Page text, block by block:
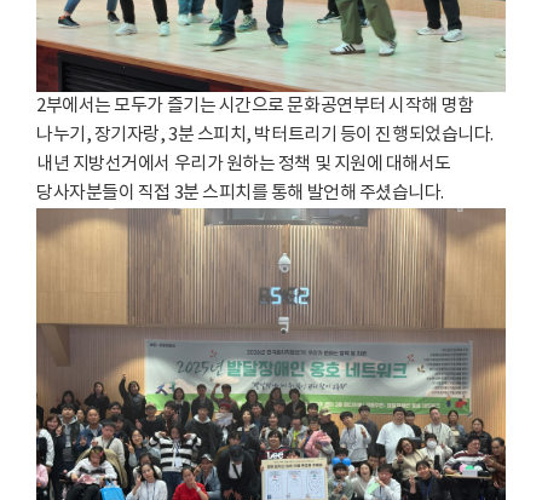
2부에서는 모두가 즐기는 시간으로 문화공연부터 시작해 명함
나누기, 장기자랑, 3분 스피치, 박터트리기 등이 진행되었습니다.
내년 지방선거에서 우리가 원하는 정책 및 지원에 대해서도
당사자분들이 직접 3분 스피치를 통해 발언해 주셨습니다.